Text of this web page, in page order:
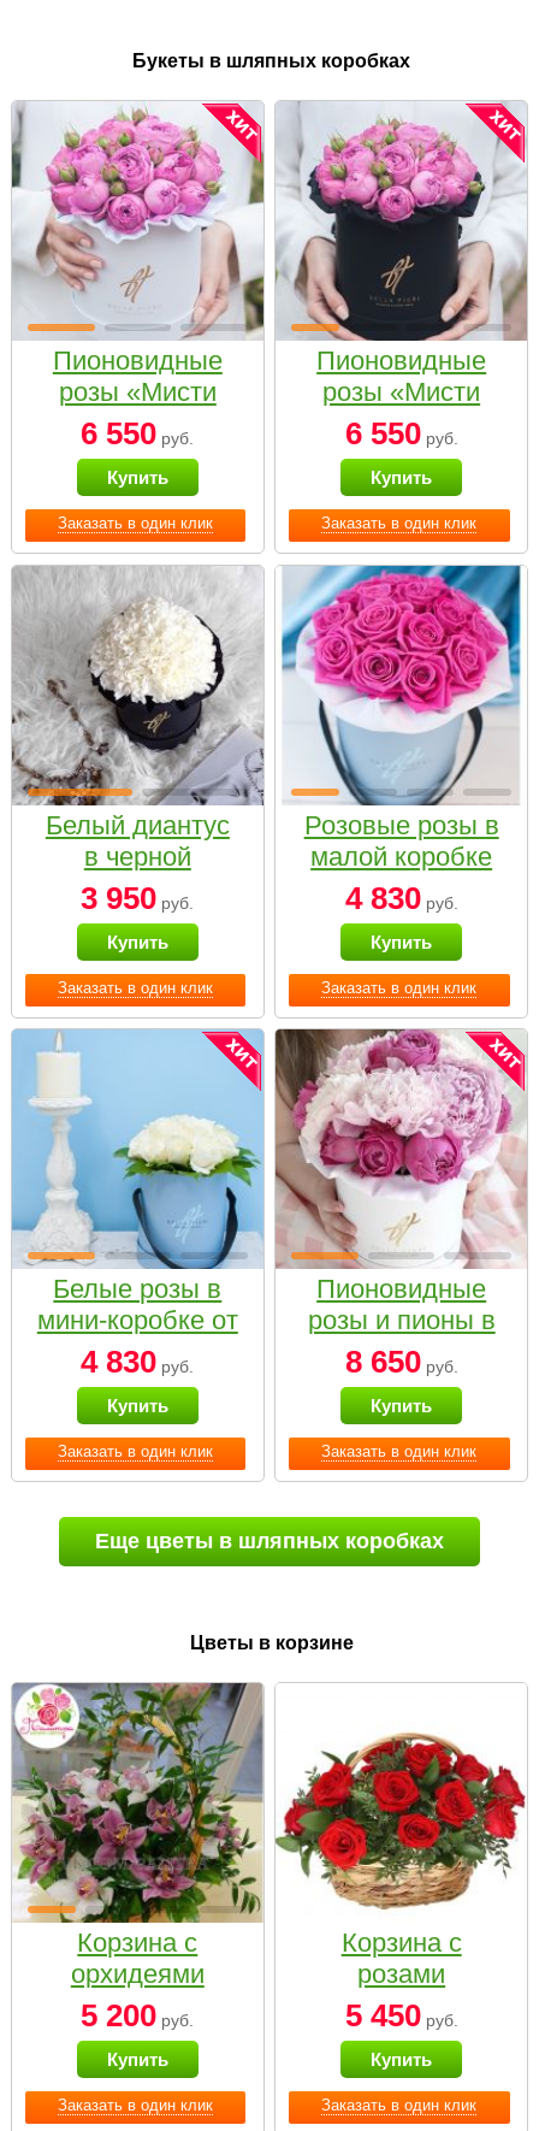
Букеты в шляпных коробках
Заказать в один клик
Пионовидные
розы «Мисти
бабблс» в белой
коробке Small
6 550 руб.
Купить
Заказать в один клик
Пионовидные
розы «Мисти
бабблс» в
черной коробке
Small
6 550руб.
Купить
Заказать в один клик
Белый диантус
в черной
коробке Small
3 950 руб.
Купить
Заказать в один клик
Розовые розы в
малой коробке
4 830руб.
Купить
Заказать в один клик
Белые розы в
мини-коробке от
Bella Fiori
4 830 руб.
Купить
Заказать в один клик
Пионовидные
розы и пионы в
белой коробке
Small
8 650руб.
Купить
Еще цветы в шляпных коробках
Цветы в корзине
Заказать в один клик
Корзина с
орхидеями
малая
5 200 руб.
Купить
Заказать в один клик
Корзина с
розами
«Красный
Париж»
5 450руб.
Купить